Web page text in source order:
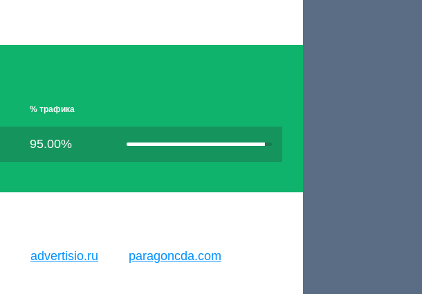
% трафика
95.00%
advertisio.ru paragoncda.com